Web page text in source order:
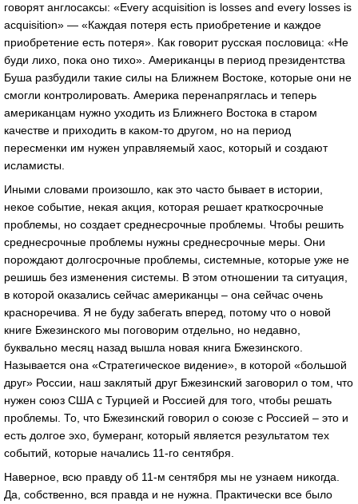
говорят англосаксы: «Every acquisition is losses and every losses is
acquisition» — «Каждая потеря есть приобретение и каждое
приобретение есть потеря». Как говорит русская пословица: «Не
буди лихо, пока оно тихо». Американцы в период президентства
Буша разбудили такие силы на Ближнем Востоке, которые они не
смогли контролировать. Америка перенапряглась и теперь
американцам нужно уходить из Ближнего Востока в старом
качестве и приходить в каком-то другом, но на период
пересменки им нужен управляемый хаос, который и создают
исламисты.
Иными словами произошло, как это часто бывает в истории,
некое событие, некая акция, которая решает краткосрочные
проблемы, но создает среднесрочные проблемы. Чтобы решить
среднесрочные проблемы нужны среднесрочные меры. Они
порождают долгосрочные проблемы, системные, которые уже не
решишь без изменения системы. В этом отношении та ситуация,
в которой оказались сейчас американцы – она сейчас очень
красноречива. Я не буду забегать вперед, потому что о новой
книге Бжезинского мы поговорим отдельно, но недавно,
буквально месяц назад вышла новая книга Бжезинского.
Называется она «Стратегическое видение», в которой «большой
друг» России, наш заклятый друг Бжезинский заговорил о том, что
нужен союз США с Турцией и Россией для того, чтобы решать
проблемы. То, что Бжезинский говорил о союзе с Россией – это и
есть долгое эхо, бумеранг, который является результатом тех
событий, которые начались 11-го сентября.
Наверное, всю правду об 11-м сентября мы не узнаем никогда.
Да, собственно, вся правда и не нужна. Практически все было